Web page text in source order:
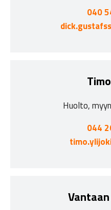
040
Huolto,
044